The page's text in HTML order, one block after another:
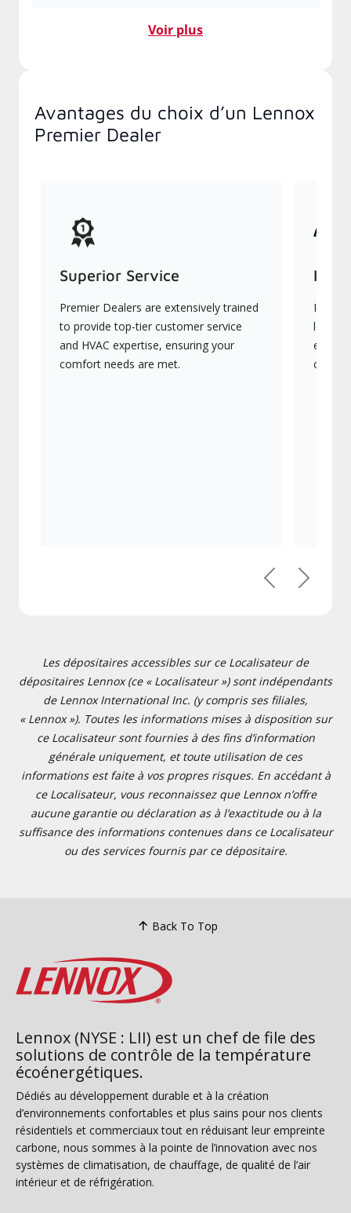
Voir plus
Avantages du choix d’un Lennox
Premier Dealer
Superior Service
Premier Dealers are extensively trained
to provide top-tier customer service
and HVAC expertise, ensuring your
comfort needs are met.
Ils
les
en
PreviousSuivant
Les dépositaires accessibles sur ce Localisateur de
dépositaires Lennox (ce « Localisateur ») sont indépendants
de Lennox International Inc. (y compris ses filiales,
« Lennox »). Toutes les informations mises à disposition sur
ce Localisateur sont fournies à des fins d’information
générale uniquement, et toute utilisation de ces
informations est faite à vos propres risques. En accédant à
ce Localisateur, vous reconnaissez que Lennox n’offre
aucune garantie ou déclaration as à l’exactitude ou à la
suffisance des informations contenues dans ce Localisateur
ou des services fournis par ce dépositaire.
Back To Top
Lennox (NYSE : LII) est un chef de file des
solutions de contrôle de la température
écoénergétiques.
Dédiés au développement durable et à la création
d’environnements confortables et plus sains pour nos clients
résidentiels et commerciaux tout en réduisant leur empreinte
carbone, nous sommes à la pointe de l’innovation avec nos
systèmes de climatisation, de chauffage, de qualité de l’air
intérieur et de réfrigération.